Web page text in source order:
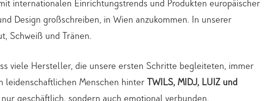
internationalen Einrichtungstrends und Produkten europäischer
Design großschreiben, in Wien anzukommen. In unserer
Schweiß und Tränen.
viele Hersteller, die unsere ersten Schritte begleiteten, immer
leidenschaftlichen Menschen hinter TWILS, MIDJ, LUIZ und